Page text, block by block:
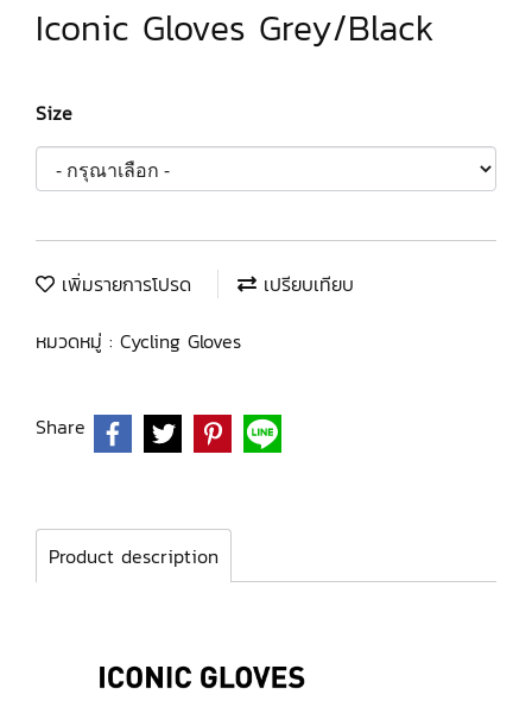
Iconic Gloves Grey/Black
Size
เพิ่มรายการโปรด
เปรียบเทียบ
หมวดหมู่ : Cycling Gloves
Share
Product description